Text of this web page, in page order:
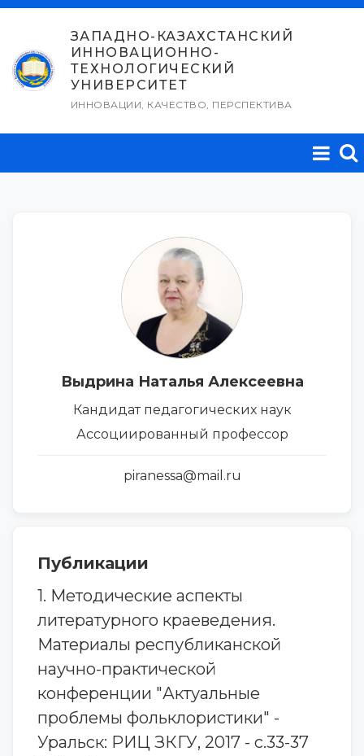
Перейти
содержимому
ЗАПАДНО-КАЗАХСТАНСКИЙ
ИННОВАЦИОННО-
ТЕХНОЛОГИЧЕСКИЙ
УНИВЕРСИТЕТ
ИННОВАЦИИ, КАЧЕСТВО, ПЕРСПЕКТИВА
Выдрина Наталья Алексеевна
Кандидат педагогических наук
Ассоциированный профессор
piranessa@mail.ru
Публикации
1. Методические аспекты
литературного краеведения.
Материалы республиканской
научно-практической
конференции "Актуальные
проблемы фольклористики" -
Уральск: РИЦ ЗКГУ, 2017 - с.33-37